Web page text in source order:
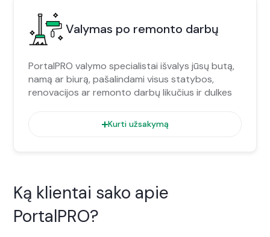
Valymas po remonto darbų
PortalPRO valymo specialistai išvalys jūsų butą,
namą ar biurą, pašalindami visus statybos,
renovacijos ar remonto darbų likučius ir dulkes
Kurti užsakymą
Ką klientai sako apie
PortalPRO?